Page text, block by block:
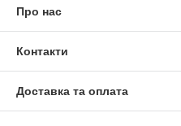
Про нас
Контакти
Доставка та оплата